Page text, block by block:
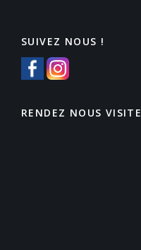
SUIVEZ NOUS !
RENDEZ NOUS VISITE